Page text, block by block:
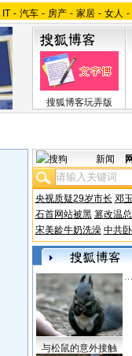
IT - 汽车 - 房产 - 家居 - 女人 -
搜狐博客玩弄版
新闻
央视质疑29岁市长 邓
石首网站被黑 篡改温
宋美龄牛奶洗澡 中共
与松鼠的意外接触